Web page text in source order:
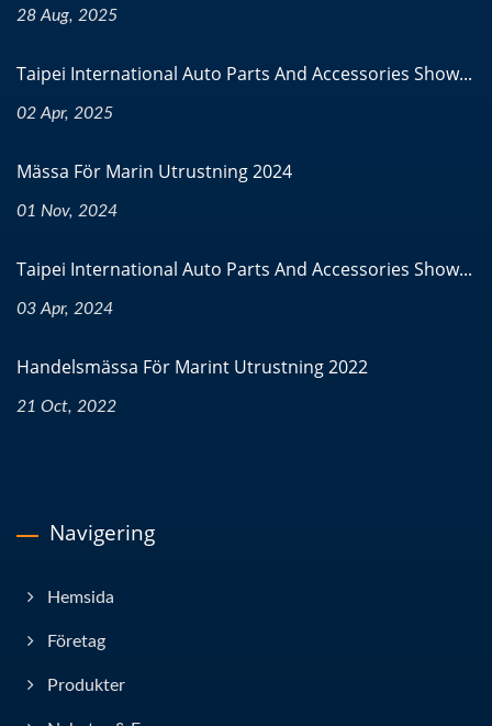
28 Aug, 2025
Taipei International Auto Parts And Accessories Show...
02 Apr, 2025
Mässa För Marin Utrustning 2024
01 Nov, 2024
Taipei International Auto Parts And Accessories Show...
03 Apr, 2024
Handelsmässa För Marint Utrustning 2022
21 Oct, 2022
Navigering
Hemsida
Företag
Produkter